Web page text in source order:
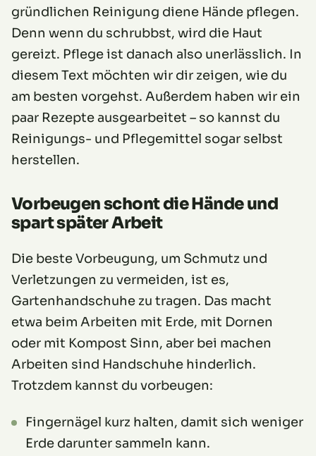
gründlichen Reinigung diene Hände pflegen.
Denn wenn du schrubbst, wird die Haut
gereizt. Pflege ist danach also unerlässlich. In
diesem Text möchten wir dir zeigen, wie du
am besten vorgehst. Außerdem haben wir ein
paar Rezepte ausgearbeitet – so kannst du
Reinigungs- und Pflegemittel sogar selbst
herstellen.
Vorbeugen schont die Hände und
spart später Arbeit
Die beste Vorbeugung, um Schmutz und
Verletzungen zu vermeiden, ist es,
Gartenhandschuhe zu tragen. Das macht
etwa beim Arbeiten mit Erde, mit Dornen
oder mit Kompost Sinn, aber bei machen
Arbeiten sind Handschuhe hinderlich.
Trotzdem kannst du vorbeugen:
Fingernägel kurz halten, damit sich weniger
Erde darunter sammeln kann.